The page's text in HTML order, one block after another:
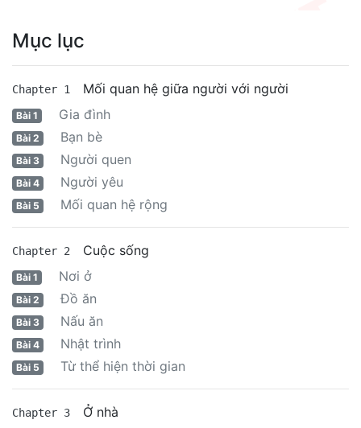
Mục lục
Chapter 1 Mối quan hệ giữa người với người
Bài 1 Gia đình
Bài 2 Bạn bè
Bài 3 Người quen
Bài 4 Người yêu
Bài 5 Mối quan hệ rộng
Chapter 2 Cuộc sống
Bài 1 Nơi ở
Bài 2 Đồ ăn
Bài 3 Nấu ăn
Bài 4 Nhật trình
Bài 5 Từ thể hiện thời gian
Chapter 3 Ở nhà